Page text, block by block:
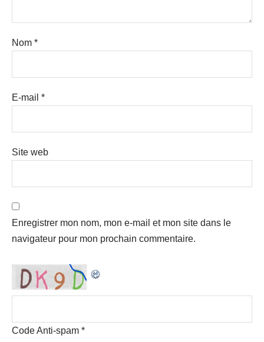
Nom *
E-mail *
Site web
Enregistrer mon nom, mon e-mail et mon site dans le
navigateur pour mon prochain commentaire.
Code Anti-spam *